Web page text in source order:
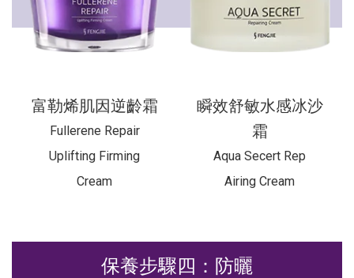
富勒烯肌因逆齡霜
Fullerene Repair
Uplifting Firming
Cream
瞬效舒敏水感冰沙
霜
Aqua Secert Rep
Airing Cream
保養步驟四：防曬